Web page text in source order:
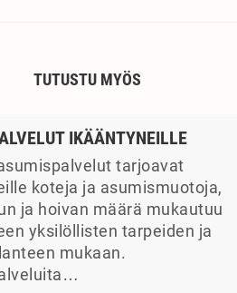
TUTUSTU MYÖS
IKÄÄNTYNEILLE
tarjoavat
koteja ja asumismuotoja,
ja hoivan määrä mukautuu
yksilöllisten tarpeiden ja
mukaan.